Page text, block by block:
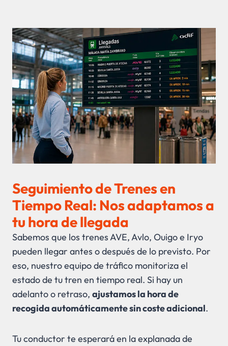
Seguimiento de Trenes en
Tiempo Real: Nos adaptamos a
tu hora de llegada
Sabemos que los trenes AVE, Avlo, Ouigo e Iryo
pueden llegar antes o después de lo previsto. Por
eso, nuestro equipo de tráfico monitoriza el
estado de tu tren en tiempo real. Si hay un
adelanto o retraso, ajustamos la hora de
recogida automáticamente sin coste adicional.
Tu conductor te esperará en la explanada de